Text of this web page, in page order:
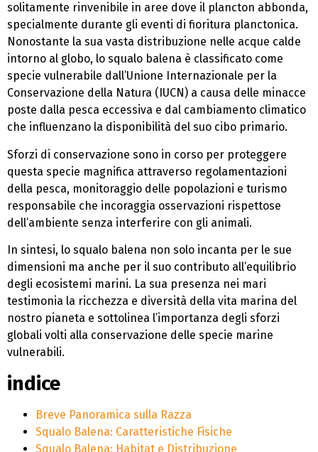
solitamente rinvenibile in aree dove il plancton abbonda,
specialmente durante gli eventi di fioritura planctonica.
Nonostante la sua vasta distribuzione nelle acque calde
intorno al globo, lo squalo balena è classificato come
specie vulnerabile dall’Unione Internazionale per la
Conservazione della Natura (IUCN) a causa delle minacce
poste dalla pesca eccessiva e dal cambiamento climatico
che influenzano la disponibilità del suo cibo primario.
Sforzi di conservazione sono in corso per proteggere
questa specie magnifica attraverso regolamentazioni
della pesca, monitoraggio delle popolazioni e turismo
responsabile che incoraggia osservazioni rispettose
dell’ambiente senza interferire con gli animali.
In sintesi, lo squalo balena non solo incanta per le sue
dimensioni ma anche per il suo contributo all’equilibrio
degli ecosistemi marini. La sua presenza nei mari
testimonia la ricchezza e diversità della vita marina del
nostro pianeta e sottolinea l’importanza degli sforzi
globali volti alla conservazione delle specie marine
vulnerabili.
indice
Breve Panoramica sulla Razza
Squalo Balena: Caratteristiche Fisiche
Squalo Balena: Habitat e Distribuzione